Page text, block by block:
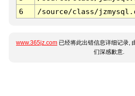
6
/source/class/
www.365jz.com 已经将此出错信息详细记录,
们深感歉意.